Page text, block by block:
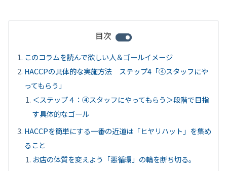
目次
このコラムを読んで欲しい人＆ゴールイメージ
HACCPの具体的な実施方法 ステップ4「④スタッフにや
ってもらう」
＜ステップ４：④スタッフにやってもらう＞段階で目指
す具体的なゴール
HACCPを簡単にする一番の近道は「ヒヤリハット」を集め
ること
お店の体質を変えよう「悪循環」の輪を断ち切る。